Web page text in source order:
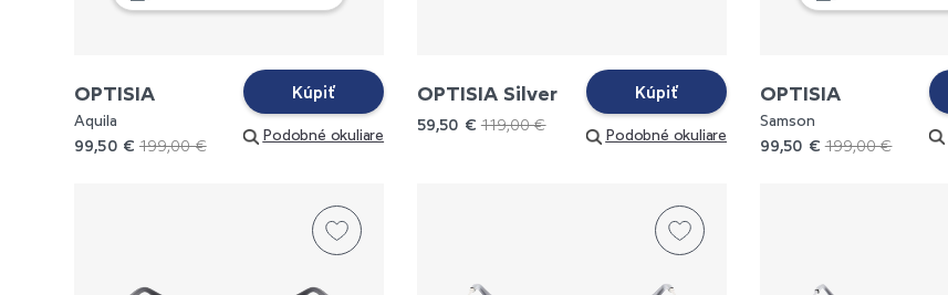
OPTISIA
Aquila
99,50 € 199,00 €
Kúpiť
Podobné okuliare
OPTISIA Silver
59,50 € 119,00 €
Kúpiť
Podobné okuliare
OPTISIA
Samson
99,50 €199,00 €